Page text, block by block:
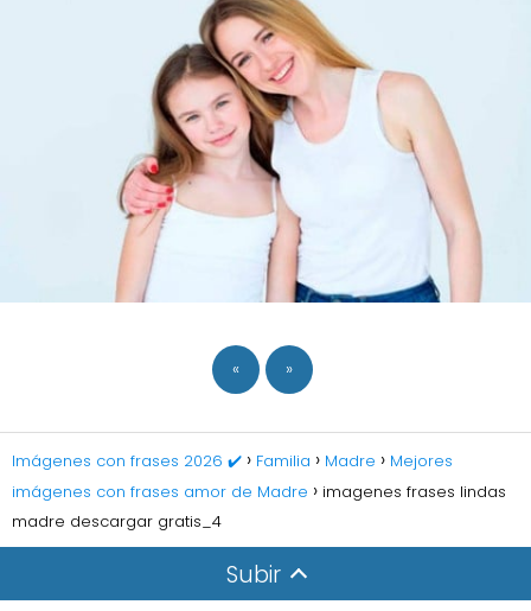
« »
Imágenes con frases 2026 ✔️ Familia Madre
Mejores
imágenes con frases amor de Madre
imagenes frases lindas
madre descargar gratis_4
Subir